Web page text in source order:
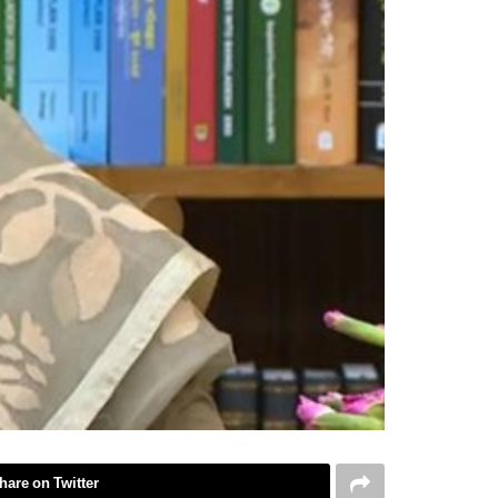
on Twitter